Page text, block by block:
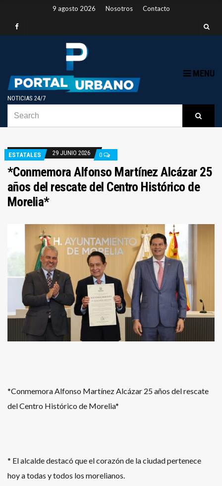
9 agosto 2026 Nosotros Contacto
NOTICIAS 24/7
MENU
ESTATALES 29 JUNIO 2026 0
*Conmemora Alfonso Martínez Alcázar 25
años del rescate del Centro Histórico de
Morelia*
*Conmemora Alfonso Martínez Alcázar 25 años del rescate
del Centro Histórico de Morelia*
* El alcalde destacó que el corazón de la ciudad pertenece
hoy a todas y todos los morelianos.